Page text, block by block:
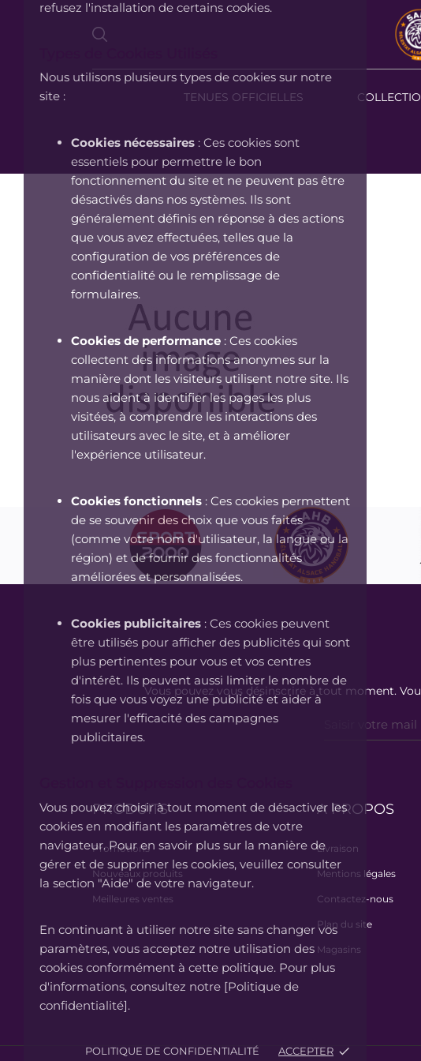
refusez l'installation de certains cookies.
Nous utilisons plusieurs types de cookies sur notre
site :
Cookies nécessaires : Ces cookies sont
essentiels pour permettre le bon
fonctionnement du site et ne peuvent pas être
désactivés dans nos systèmes. Ils sont
généralement définis en réponse à des actions
que vous avez effectuées, telles que la
configuration de vos préférences de
confidentialité ou le remplissage de
formulaires.
Cookies de performance : Ces cookies
collectent des informations anonymes sur la
manière dont les visiteurs utilisent notre site. Ils
nous aident à identifier les pages les plus
visitées, à comprendre les interactions des
utilisateurs avec le site, et à améliorer
l'expérience utilisateur.
Cookies fonctionnels : Ces cookies permettent
de se souvenir des choix que vous faites
(comme votre nom d'utilisateur, la langue ou la
région) et de fournir des fonctionnalités
améliorées et personnalisées.
Cookies publicitaires : Ces cookies peuvent
être utilisés pour afficher des publicités qui sont
plus pertinentes pour vous et vos centres
d'intérêt. Ils peuvent aussi limiter le nombre de
fois que vous voyez une publicité et aider à
mesurer l'efficacité des campagnes
publicitaires.
Vous pouvez choisir à tout moment de désactiver les
cookies en modifiant les paramètres de votre
navigateur. Pour en savoir plus sur la manière de
gérer et de supprimer les cookies, veuillez consulter
la section "Aide" de votre navigateur.
En continuant à utiliser notre site sans changer vos
paramètres, vous acceptez notre utilisation des
cookies conformément à cette politique. Pour plus
d'informations, consultez notre [Politique de
confidentialité].
POLITIQUE DE CONFIDENTIALITÉ ACCEPTER done
TENUES OFFICIELLES
Vous pouvez vous désinscrire à tout moment.
PRODUITS
Promotions
Nouveaux produits
Meilleures ventes
A PROPOS
Livraison
Mentions légales
Contactez-nous
Plan du site
Magasins